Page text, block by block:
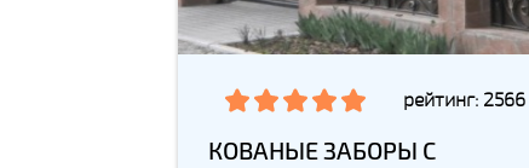
рейтинг: 2566
КОВАНЫЕ ЗАБОРЫ С